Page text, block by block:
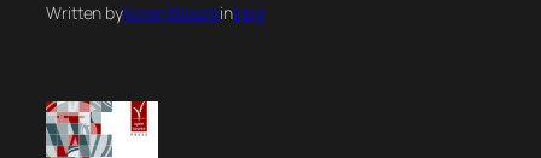
Written byKoren Balazsinblog